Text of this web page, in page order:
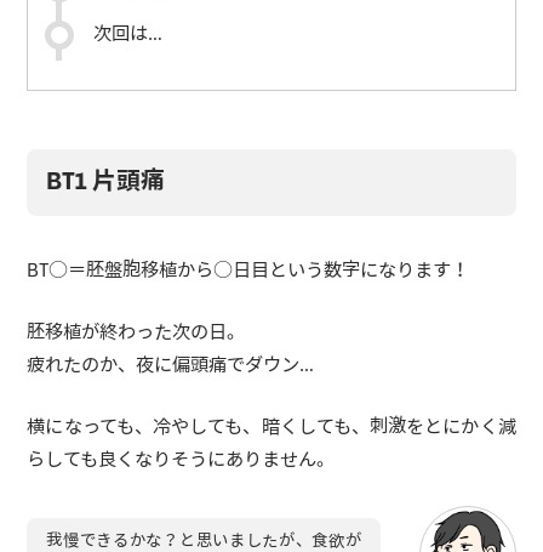
次回は…
BT1 片頭痛
BT○＝胚盤胞移植から○日目という数字になります！
胚移植が終わった次の日。
疲れたのか、夜に偏頭痛でダウン…
横になっても、冷やしても、暗くしても、刺激をとにかく減
らしても良くなりそうにありません。
我慢できるかな？と思いましたが、食欲が